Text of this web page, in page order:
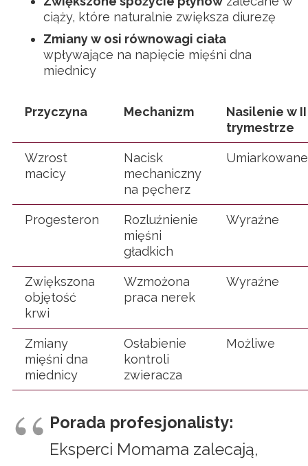
ciąży, które naturalnie zwiększa diurezę
Zmiany w osi równowagi ciała
wpływające na napięcie mięśni dna
miednicy
Przyczyna Mechanizm
Nasilenie w II
trymestrze
Wzrost
macicy
Nacisk
mechaniczny
na pęcherz
Umiarkowane
Progesteron
Rozluźnienie
mięśni
gładkich
Wyraźne
Zwiększona
objętość
krwi
Wzmożona
praca nerek
Wyraźne
Zmiany
mięśni dna
miednicy
Osłabienie
kontroli
zwieracza
Możliwe
Porada profesjonalisty:
Eksperci Momama zalecają,